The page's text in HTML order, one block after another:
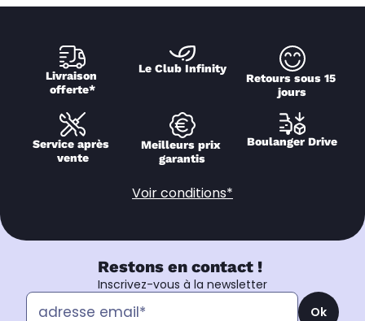
Livraison
offerte*
Le Club Infinity
Retours sous 15
jours
Service après
vente
Meilleurs prix
garantis
Boulanger Drive
Voir conditions*
Restons en contact !
Inscrivez-vous à la newsletter
Ok